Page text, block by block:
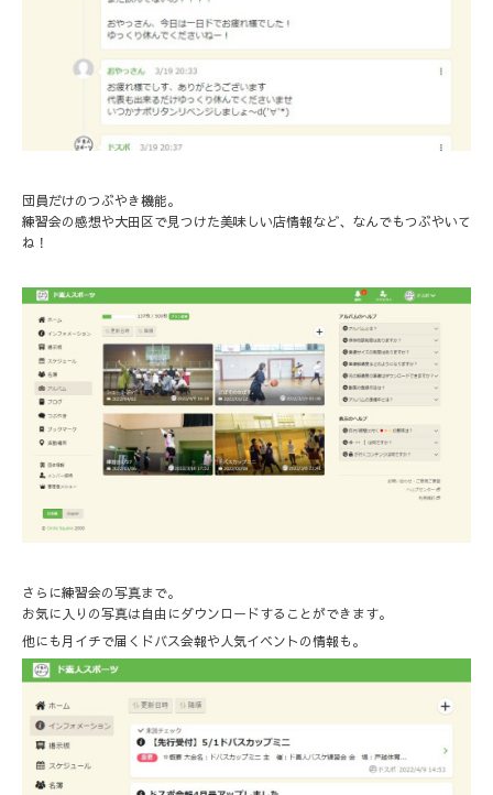
団員だけのつぶやき機能。
練習会の感想や大田区で見つけた美味しい店情報など、なんでもつぶやいて
ね！
さらに練習会の写真まで。
お気に入りの写真は自由にダウンロードすることができます。
他にも月イチで届くドバス会報や人気イベントの情報も。